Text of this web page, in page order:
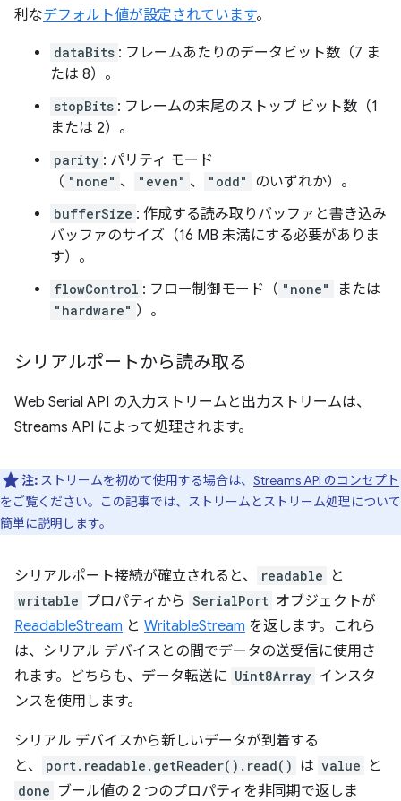
利なデフォルト値が設定されています。
dataBits : フレームあたりのデータビット数（7 ま
たは 8）。
stopBits : フレームの末尾のストップ ビット数（1
または 2）。
parity : パリティ モード
（ "none" 、 "even" 、 "odd" のいずれか）。
bufferSize : 作成する読み取りバッファと書き込み
バッファのサイズ（16 MB 未満にする必要がありま
す）。
flowControl : フロー制御モード（ "none" または
"hardware" ）。
シリアルポートから読み取る
Web Serial API の入力ストリームと出力ストリームは、
Streams API によって処理されます。
注: ストリームを初めて使用する場合は、 Streams API のコンセプト
をご覧ください。この記事では、ストリームとストリーム処理について
簡単に説明します。
シリアルポート接続が確立されると、 readable と
writable プロパティから SerialPort オブジェクトが
ReadableStream と WritableStream を返します。これら
は、シリアル デバイスとの間でデータの送受信に使用さ
れます。どちらも、データ転送に Uint8Array インスタ
ンスを使用します。
シリアル デバイスから新しいデータが到着する
と、
port.readable.getReader().read() は value と
done ブール値の 2 つのプロパティを非同期で返しま